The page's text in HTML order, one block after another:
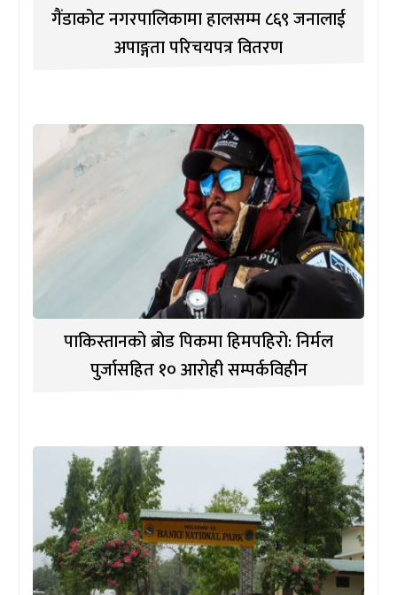
गैंडाकोट नगरपालिकामा हालसम्म ८६९ जनालाई
अपाङ्गता परिचयपत्र वितरण
पाकिस्तानको ब्रोड पिकमा हिमपहिरो: निर्मल
पुर्जासहित १० आरोही सम्पर्कविहीन